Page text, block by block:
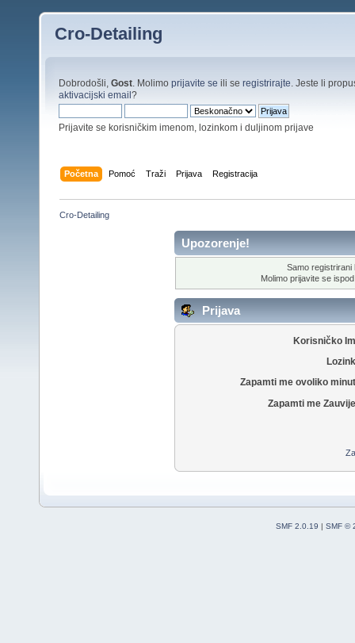
Cro-Detailing
Dobrodošli, Gost . Molimo prijavite se ili se registrirajte . Jeste li
aktivacijski email?
Prijavite se korisničkim imenom, lozinkom i duljinom prijave
Početna Pomoć Traži Prijava Registracija
Cro-Detailing
Upozorenje!
Samo registrirani
Molimo prijavite se
Prijava
Korisničko
Zapamti me ovoliko
Zapamti me
SMF 2.0.19 | SMF ©